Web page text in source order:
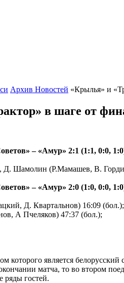
Архив Новостей «Крылья» и
в шаге от
– «Амур» 2:1 (1:1, 0:0,
Д. Шамолин (Р.Мамашев, В.
– «Амур» 2:0 (1:0, 0:0,
Д. Квартальнов) 16:09 (бол.);
А Пчеляков) 47:37 (бол.);
которого является
матча, то во втором
ряды гостей.